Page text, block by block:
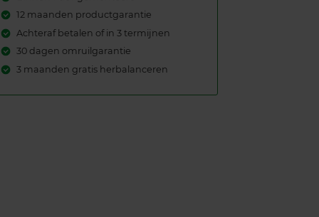
12 maanden productgarantie
Achteraf betalen of in 3 termijnen
30 dagen omruilgarantie
3 maanden gratis herbalanceren